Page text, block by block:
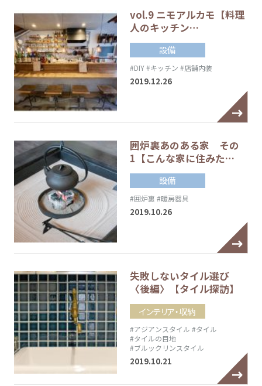
vol.9 ニモアルカモ【料理
人のキッチン…
設備
#DIY#キッチン #店舗内装
2019.12.26
囲炉裏あのある家 その
1【こんな家に住みた…
設備
#囲炉裏 #暖房器具
2019.10.26
失敗しないタイル選び
〈後編〉【タイル探訪】
インテリア・収納
#アジアンスタイル #タイル
#タイルの目地
#ブルックリンスタイル
2019.10.21